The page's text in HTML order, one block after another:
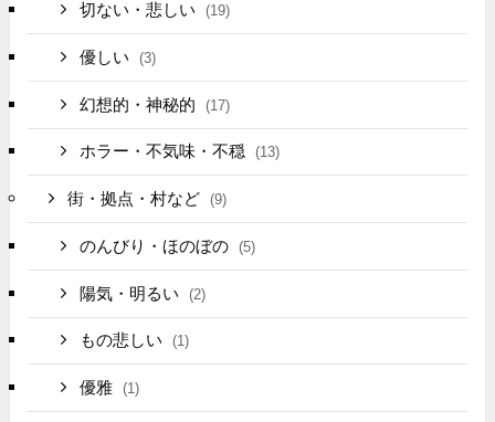
切ない・悲しい (19)
優しい (3)
幻想的・神秘的 (17)
ホラー・不気味・不穏 (13)
街・拠点・村など (9)
のんびり・ほのぼの (5)
陽気・明るい (2)
もの悲しい (1)
優雅 (1)